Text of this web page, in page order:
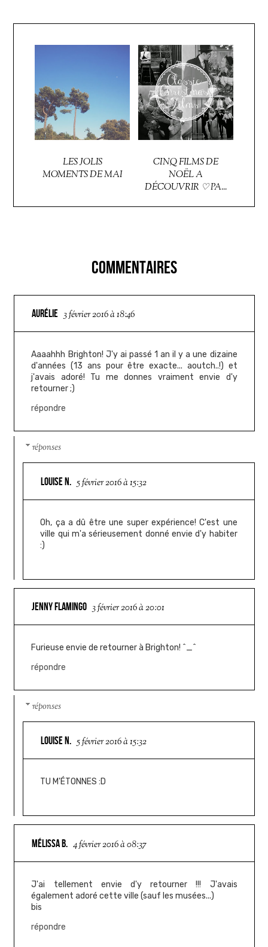
LES JOLIS
MOMENTS DE MAI
CINQ FILMS DE
NOËL A
DÉCOUVRIR ♡ PA...
COMMENTAIRES
AURÉLIE 3 février 2016 à 18:46
Aaaahhh Brighton! J'y ai passé 1 an il y a une dizaine
d'années (13 ans pour être exacte... aoutch..!) et
j'avais adoré! Tu me donnes vraiment envie d'y
retourner ;)
répondre
réponses
LOUISE N. 5 février 2016 à 15:32
Oh, ça a dû être une super expérience! C'est une
ville qui m'a sérieusement donné envie d'y habiter
:)
JENNY FLAMINGO 3 février 2016 à 20:01
Furieuse envie de retourner à Brighton! ^_^
répondre
réponses
LOUISE N. 5 février 2016 à 15:32
TU M'ÉTONNES :D
MÉLISSA B. 4 février 2016 à 08:37
J'ai tellement envie d'y retourner !!! J'avais
également adoré cette ville (sauf les musées...)
bis
répondre